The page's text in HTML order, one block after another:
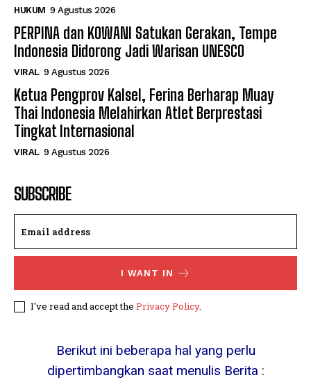
HUKUM 9 Agustus 2026
PERPINA dan KOWANI Satukan Gerakan, Tempe
Indonesia Didorong Jadi Warisan UNESCO
VIRAL 9 Agustus 2026
Ketua Pengprov Kalsel, Ferina Berharap Muay
Thai Indonesia Melahirkan Atlet Berprestasi
Tingkat Internasional
VIRAL 9 Agustus 2026
SUBSCRIBE
I WANT IN
I've read and accept the Privacy Policy.
Berikut ini beberapa hal yang perlu
dipertimbangkan saat menulis Berita :